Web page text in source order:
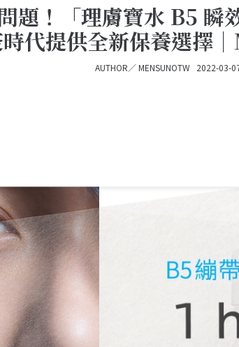
題！「理膚寶水 B5
代提供全新保養選擇
AUTHOR／ MENSUNOTW 2022-03-